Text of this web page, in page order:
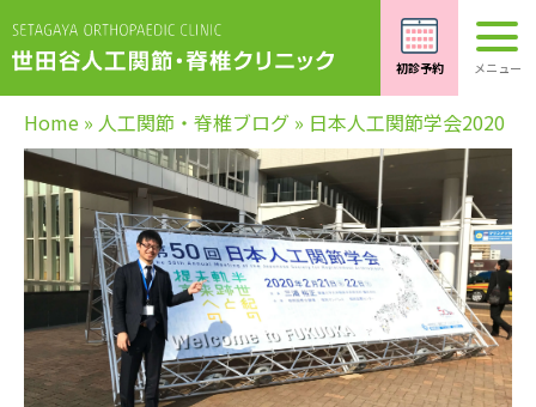
Home » 人工関節・脊椎ブログ » 日本人工関節学会2020